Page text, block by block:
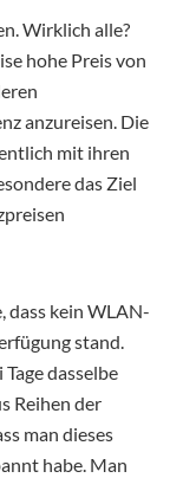
Wirklich alle?
hohe Preis von
anzureisen. Die
mit ihren
das Ziel
dass kein WLAN-
stand.
dasselbe
Reihen der
man dieses
habe. Man